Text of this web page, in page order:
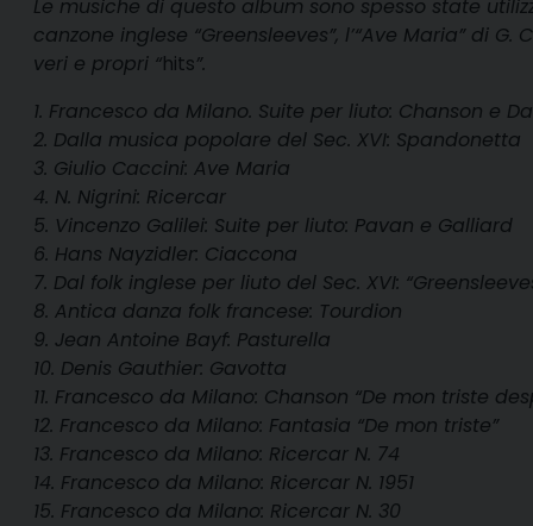
Le musiche di questo album sono spesso state
canzone inglese “Greensleeves”, l’“Ave Maria” di
veri e propri “hits”.
1. Francesco da Milano. Suite per liuto: Chanson e
2. Dalla musica popolare del Sec. XVI: Spandonetta
3. Giulio Caccini: Ave Maria
4. N. Nigrini: Ricercar
5. Vincenzo Galilei: Suite per liuto: Pavan e Galliard
6. Hans Nayzidler: Ciaccona
7. Dal folk inglese per liuto del Sec. XVI:
8. Antica danza folk francese: Tourdion
9. Jean Antoine Bayf: Pasturella
10. Denis Gauthier: Gavotta
11. Francesco da Milano: Chanson “De mon triste
12. Francesco da Milano: Fantasia “De mon triste”
13. Francesco da Milano: Ricercar N. 74
14. Francesco da Milano: Ricercar N. 1951
15. Francesco da Milano: Ricercar N. 30